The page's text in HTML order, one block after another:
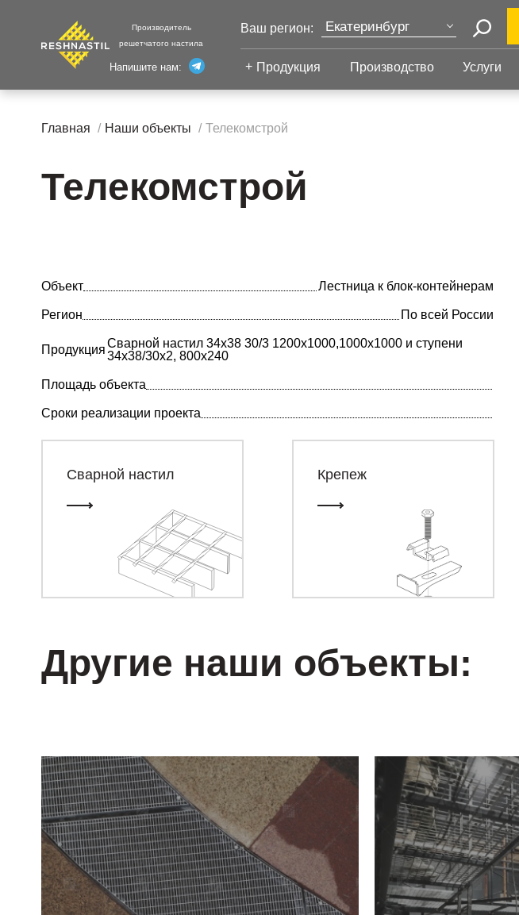
Производитель
решетчатого настила
Напишите нам:
Ваш регион: Екатеринбург
Санкт-Петербург
Продукция
противоскольжением
Настил для стеллажей
Производство Услуги
Главная Наши объекты Телекомстрой
Телекомстрой
Объект Лестница к блок-контейнерам
Регион По всей России
ПродукцияСварной настил 34х38 30/3 1200х1000,1000х1000 и ступени
34х38/30х2, 800х240
Площадь объекта
Сроки реализации проекта
Сварной настил Крепеж
Другие наши объекты: